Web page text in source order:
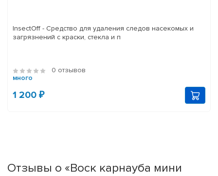
InsectOff - Средство для удаления следов насекомых и
загрязнений с краски, стекла и п
0 отзывов
много
1 200 ₽
Отзывы о «Воск карнауба мини